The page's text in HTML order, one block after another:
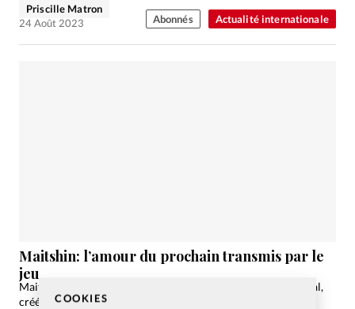
COOKIES
Actualité internationale
Priscille Matron
24 Août 2023
Abonnés
Maitshin: l’amour du prochain transmis par le
jeu
Maitshin, «la mission» en birman, est un jeu de société familial,
créé par un couple chrétien de Toulouse.